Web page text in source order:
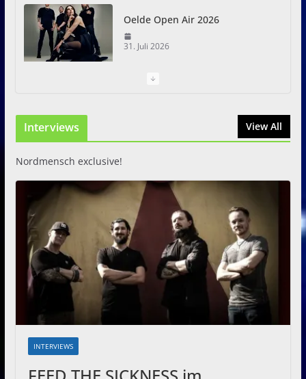
Oelde Open Air 2026
31. Juli 2026
I Prevail – Violent Nature
Interviews View All
Nordmensch exclusive!
INTERVIEWS